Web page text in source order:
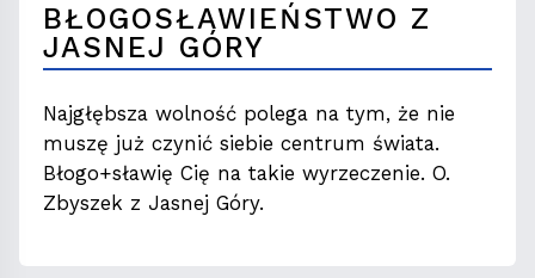
BŁOGOSŁAWIEŃSTWO Z
JASNEJ GÓRY
Najgłębsza wolność polega na tym, że nie
muszę już czynić siebie centrum świata.
Błogo+sławię Cię na takie wyrzeczenie. O.
Zbyszek z Jasnej Góry.